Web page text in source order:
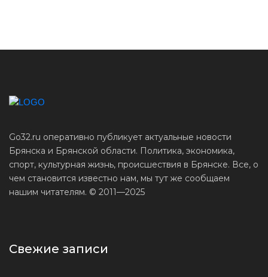
Go32.ru оперативно публикует актуальные новости
Брянска и Брянской области. Политика, экономика,
спорт, культурная жизнь, происшествия в Брянске. Все, о
чем становится известно нам, мы тут же сообщаем
нашим читателям. © 2011—2025
Свежие записи